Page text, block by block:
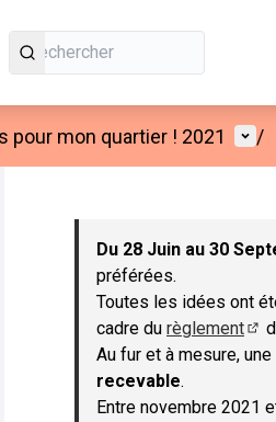
pour mon quartier ! 2021 /
Passer la carte
Du 28 Juin au 30
préférées.
Toutes les idées ont
cadre du règlement
Au fur et à mesure,
recevable.
Entre novembre 2021